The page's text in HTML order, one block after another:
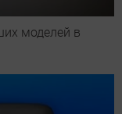
моделей в